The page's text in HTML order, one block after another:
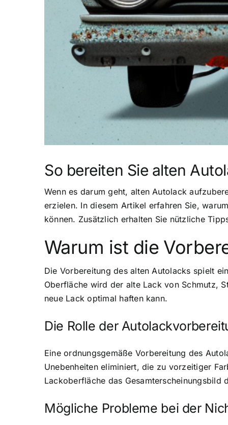
So bereiten Sie alten
Wenn es darum geht, alten Autolack
erzielen. In diesem Artikel erfahren Sie,
können. Zusätzlich erhalten Sie nützliche
Warum ist die
Die Vorbereitung des alten Autolacks spielt
Oberfläche wird der alte Lack von Schmutz,
neue Lack optimal haften kann.
Die Rolle der
Eine ordnungsgemäße Vorbereitung des
Unebenheiten eliminiert, die zu vorzeitiger
Lackoberfläche das Gesamterscheinungsbild
Mögliche Probleme bei der